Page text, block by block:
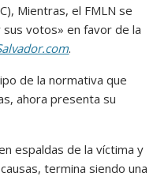
Mientras, el FMLN se
votos» en favor de la
.
de la normativa que
ahora presenta su
espaldas de la víctima y
termina siendo una